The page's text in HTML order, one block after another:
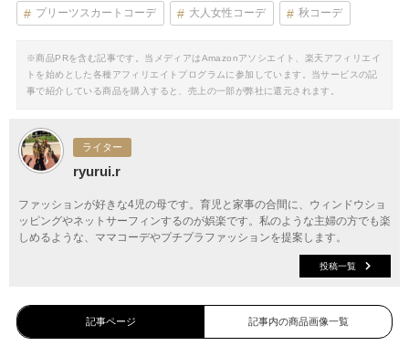
プリーツスカートコーデ 大人女性コーデ 秋コーデ
※商品PRを含む記事です。当メディアはAmazonアソシエイト、楽天アフィリエイ
トを始めとした各種アフィリエイトプログラムに参加しています。当サービスの記
事で紹介している商品を購入すると、売上の一部が弊社に還元されます。
ライター
ryurui.r
ファッションが好きな4児の母です。育児と家事の合間に、ウィンドウショ
ッピングやネットサーフィンするのが娯楽です。私のような主婦の方でも楽
しめるような、ママコーデやプチプラファッションを提案します。
投稿一覧
記事ページ 記事内の商品画像一覧